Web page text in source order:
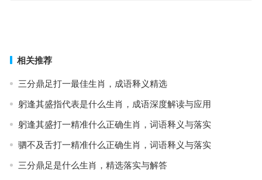
相关推荐
三分鼎足打一最佳生肖，成语释义精选
躬逢其盛指代表是什么生肖，成语深度解读与应用
躬逢其盛打一精准什么正确生肖，词语释义与落实
驷不及舌打一精准什么正确生肖，词语释义与落实
三分鼎足是什么生肖，精选落实与解答